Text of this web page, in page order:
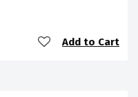
Add to Cart